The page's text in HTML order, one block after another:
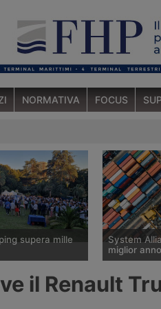
NORMATIVA FOCUS
supera mille
2026 dal
System
miglior
supera i
il Renault